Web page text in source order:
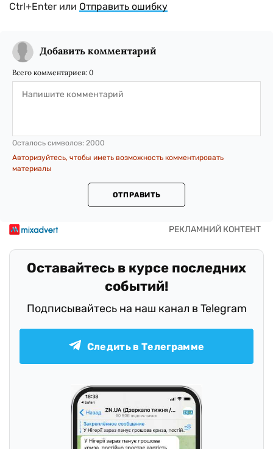
Ctrl+Enter или Отправить ошибку
Добавить комментарий
Всего комментариев: 0
Осталось символов: 2000
Авторизуйтесь, чтобы иметь возможность комментировать
материалы
ОТПРАВИТЬ
Оставайтесь в курсе последних
событий!
Подписывайтесь на наш канал в Telegram
Следить в Телеграмме